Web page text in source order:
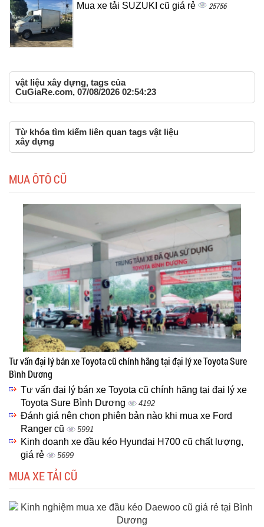
Mua xe tải SUZUKI cũ giá rẻ 25756
vật liệu xây dựng, tags của
CuGiaRe.com, 07/08/2026 02:54:23
Từ khóa tìm kiếm liên quan tags vật liệu
xây dựng
MUA ÔTÔ CŨ
Tư vấn đại lý bán xe Toyota cũ chính hãng tại đại lý xe Toyota Sure
Bình Dương
Tư vấn đại lý bán xe Toyota cũ chính hãng tại đại lý xe
Toyota Sure Bình Dương
4192
Đánh giá nên chọn phiên bản nào khi mua xe Ford
Ranger cũ
5991
Kinh doanh xe đầu kéo Hyundai H700 cũ chất lượng,
giá rẻ
5699
MUA XE TẢI CŨ